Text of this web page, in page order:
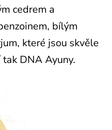
cedrem a
bílým
které jsou skvěle
DNA Ayuny.